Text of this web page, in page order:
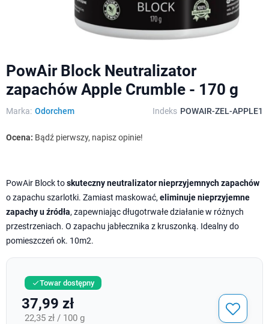
PowAir Block Neutralizator
zapachów Apple Crumble - 170 g
Marka: Odorchem Indeks POWAIR-ZEL-APPLE1
Ocena: Bądź pierwszy, napisz opinie!
PowAir Block toskuteczny neutralizator nieprzyjemnych zapachów
o zapachu szarlotki. Zamiast maskować, eliminuje nieprzyjemne
zapachy u źródła, zapewniając długotrwałe działanie w różnych
przestrzeniach. O zapachu jabłecznika z kruszonką. Idealny do
pomieszczeń ok. 10m2.
Towar dostępny
37,99 zł
22,35 zł / 100 g